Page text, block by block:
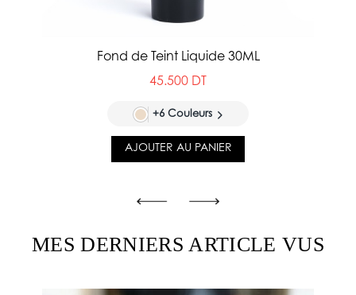
Fond de Teint Liquide 30ML
45.500 DT
+6 Couleurs
AJOUTER AU PANIER
MES DERNIERS ARTICLE VUS